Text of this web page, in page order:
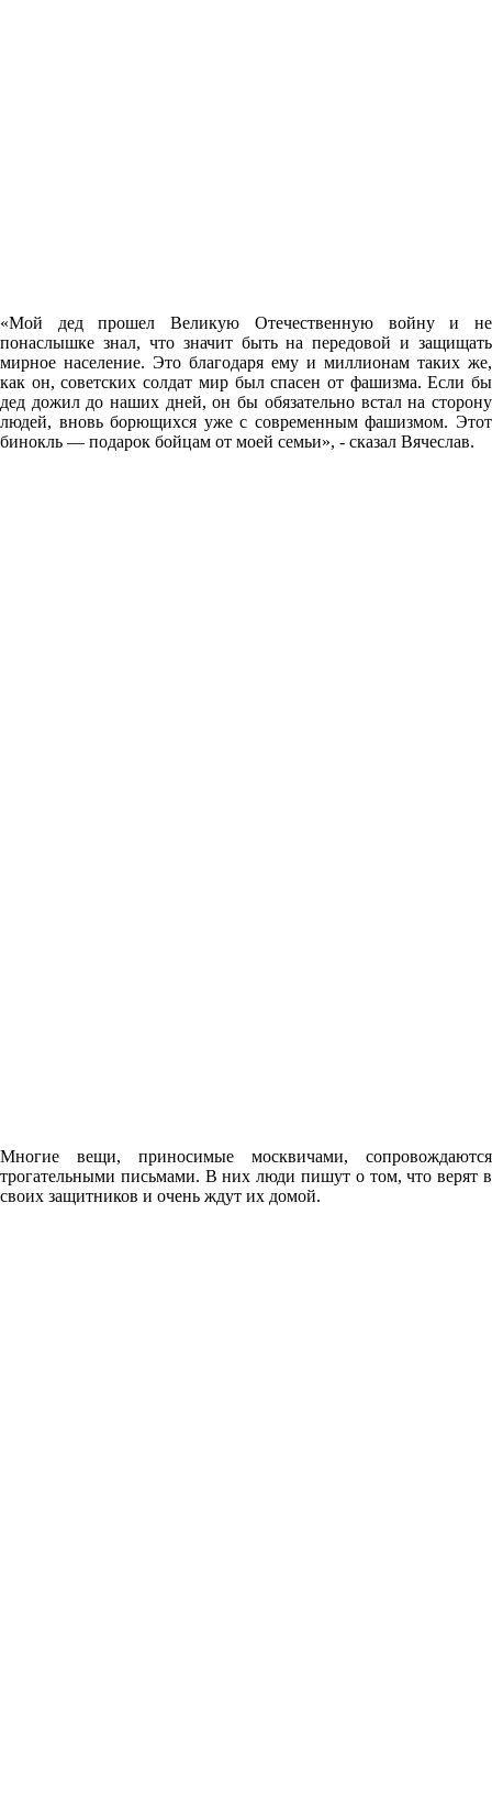
«Мой дед прошел Великую Отечественную войну и не
понаслышке знал, что значит быть на передовой и защищать
мирное население. Это благодаря ему и миллионам таких же,
как он, советских солдат мир был спасен от фашизма. Если бы
дед дожил до наших дней, он бы обязательно встал на сторону
людей, вновь борющихся уже с современным фашизмом. Этот
бинокль — подарок бойцам от моей семьи», - сказал Вячеслав.
Многие вещи, приносимые москвичами, сопровождаются
трогательными письмами. В них люди пишут о том, что верят в
своих защитников и очень ждут их домой.